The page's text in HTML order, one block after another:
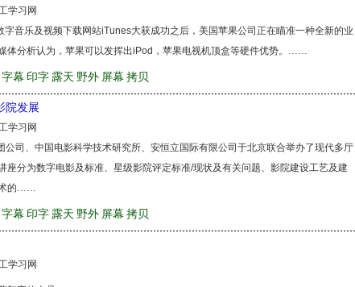
学习网
音乐及视频下载网站iTunes大获成功之后，美国苹果公司正在瞄准一种全新的业
体分析认为，苹果可以发挥出iPod，苹果电视机顶盒等硬件优势。……
字幕 印字 露天 野外 屏幕 拷贝
院发展
学习网
司、中国电影科学技术研究所、安恒立国际有限公司于北京联合举办了现代多厅
座分为数字电影及标准、星级影院评定标准/现状及有关问题、影院建设工艺及建
术的……
字幕 印字 露天 野外 屏幕 拷贝
学习网